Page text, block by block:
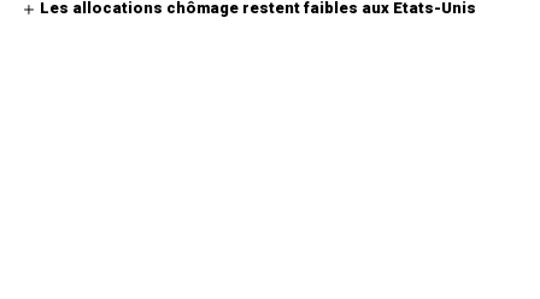
Les allocations chômage restent faibles aux Etats-Unis